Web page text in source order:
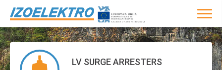
LV SURGEARRESTERS